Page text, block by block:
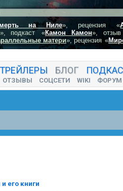
на Ниле», рецензия «
», подкаст «Камон Камон», отзыв
матери», рецензия «
ТРЕЙЛЕРЫ БЛОГ
ОТЗЫВЫ СОЦСЕТИ WIKI ФОРУМ
его книги